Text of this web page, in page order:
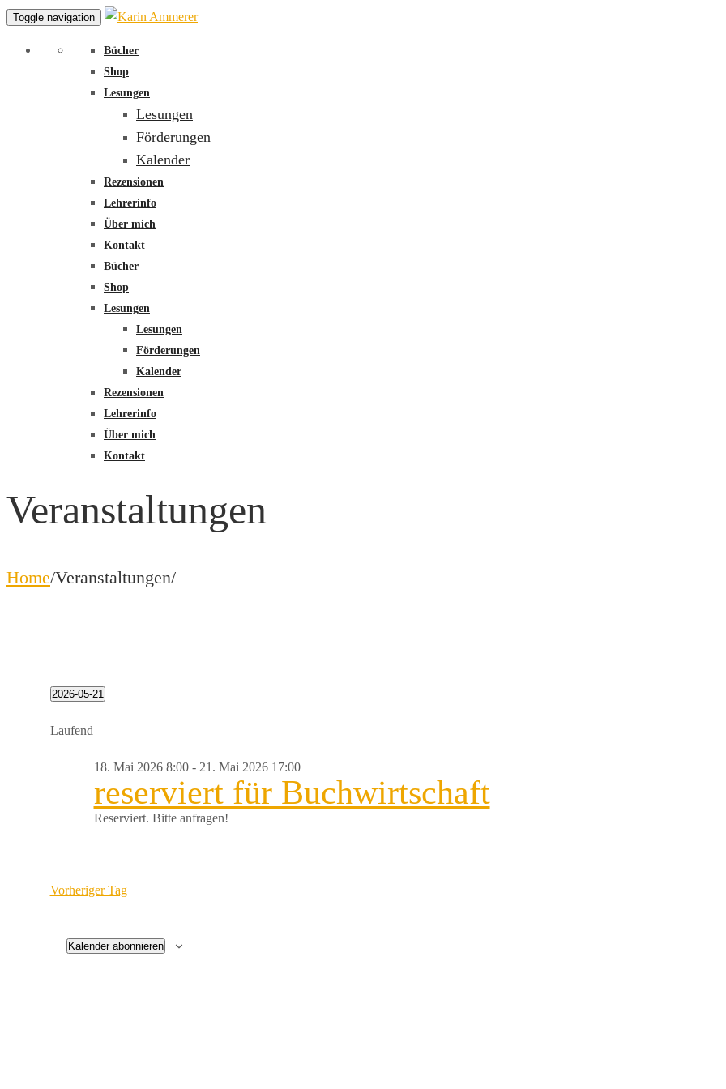
Toggle navigation
Bücher
Shop
Lesungen
Lesungen
Förderungen
Kalender
Rezensionen
Lehrerinfo
Über mich
Kontakt
Bücher
Shop
Lesungen
Lesungen
Förderungen
Kalender
Rezensionen
Lehrerinfo
Über mich
Kontakt
Veranstaltungen
Home/Veranstaltungen/
Veranstaltungen
für
21.
Mai
2026-05-21
wählen.
Laufend
reserviert für Buchwirtschaft
18. Mai 2026 8:00- 21. Mai 2026 17:00
Reserviert. Bitte anfragen!
Vorheriger Tag
Kalender abonnieren